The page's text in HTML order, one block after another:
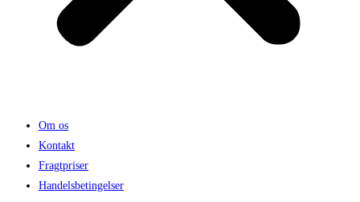
Om os
Kontakt
Fragtpriser
Handelsbetingelser